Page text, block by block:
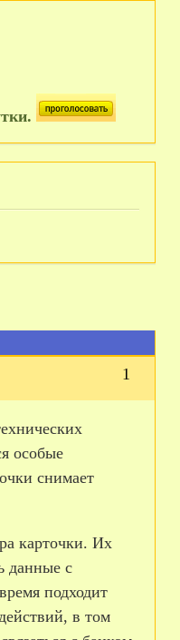
1
особые
снимает
карточки. Их
данные с
подходит
в том